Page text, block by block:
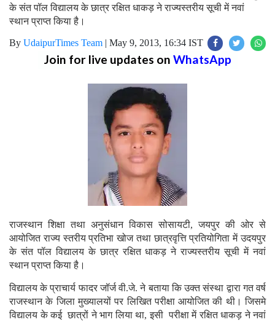
के संत पॉल विद्यालय के छात्र रक्षित धाकड़ ने राज्यस्तरीय सूची में नवां
स्थान प्राप्त किया है।
By UdaipurTimes Team | May 9, 2013, 16:34 IST
Join for live updates on WhatsApp
राजस्थान शिक्षा तथा अनुसंधान विकास सोसायटी, जयपुर की ओर से
आयोजित राज्य स्तरीय प्रतिभा खोज तथा छात्रवृत्ति प्रतियोगिता में उदयपुर
के संत पॉल विद्यालय के छात्र रक्षित धाकड़ ने राज्यस्तरीय सूची में नवां
स्थान प्राप्त किया है।
विद्यालय के प्राचार्य फादर जॉर्ज वी.जे. ने बताया कि उक्त संस्था द्वारा गत वर्ष
राजस्थान के जिला मुख्यालयों पर लिखित परीक्षा आयोजित की थी। जिसमे
विद्यालय के कई छात्रों ने भाग लिया था, इसी परीक्षा में रक्षित धाकड़ ने नवां